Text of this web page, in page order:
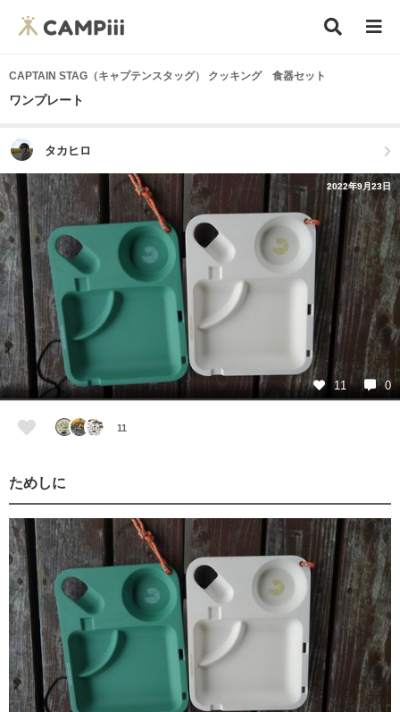
CAPTAIN STAG（キャプテンスタッグ） クッキング 食器セット
ワンプレート
タカヒロ
2022年9月23日
11 0
11
ためしに